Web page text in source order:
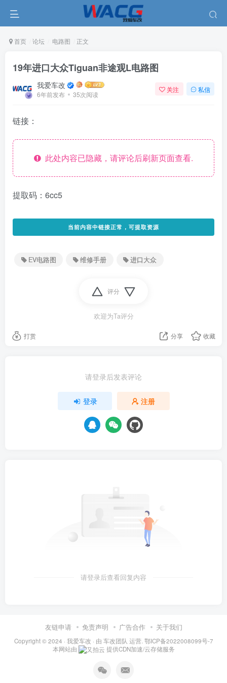
首页 论坛 电路图 正文
19年进口大众Tiguan非途观L电路图
我爱车改
6年前发布 35次阅读
关注 私信
链接：
此处内容已隐藏，请评论后刷新页面查看.
提取码：6cc5
当前内容中链接正常，可提取资源
EV电路图 维修手册 进口大众
评分
欢迎为Ta评分
打赏 分享 收藏
请登录后发表评论
登录 注册
请登录后查看回复内容
友链申请 免责声明 广告合作 关于我们
Copyright © 2024 · 我爱车改 · 由 车改团队 运营. 鄂ICP备2022008099号-7
本网站由
提供CDN加速/云存储服务